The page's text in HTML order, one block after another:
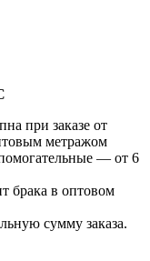
при заказе от
метражом
— от 6
брака в оптовом
сумму заказа.